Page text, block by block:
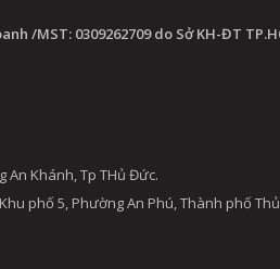
/MST: 0309262709 do Sở KH-ĐT
An Khánh, Tp THủ Đức.
phố 5, Phường An Phú, Thành phố